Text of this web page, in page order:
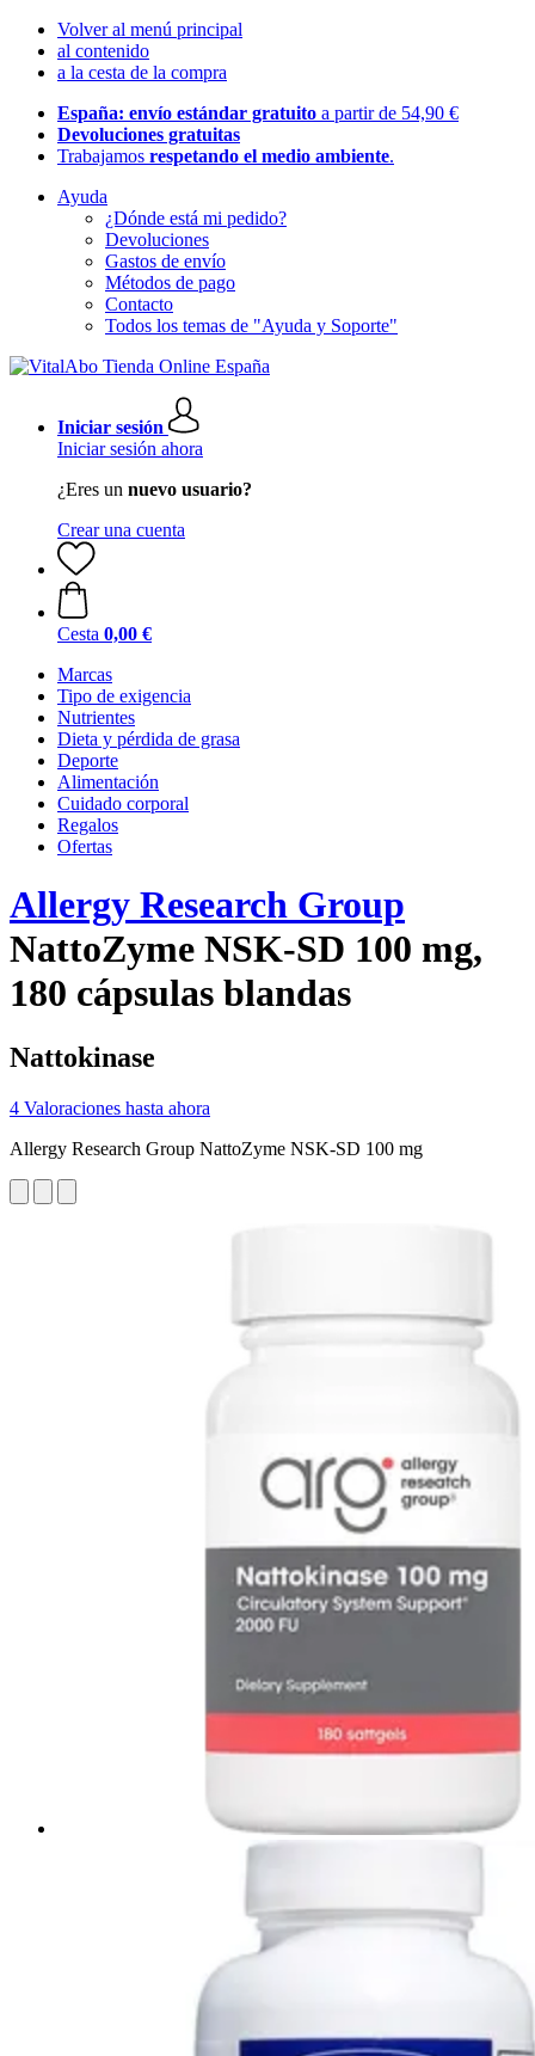
Volver al menú principal
al contenido
a la cesta de la compra
España: envío estándar gratuito a partir de 54,90 €
Devoluciones gratuitas
Trabajamos respetando el medio ambiente.
Ayuda
¿Dónde está mi pedido?
Devoluciones
Gastos de envío
Métodos de pago
Contacto
Todos los temas de "Ayuda y Soporte"
Iniciar sesión
Iniciar sesión ahora
¿Eres un nuevo usuario?
Crear una cuenta
Cesta 0,00 €
Marcas
Tipo de exigencia
Nutrientes
Dieta y pérdida de grasa
Deporte
Alimentación
Cuidado corporal
Regalos
Ofertas
Allergy Research Group
NattoZyme NSK-SD 100 mg,
180 cápsulas blandas
Nattokinase
4 Valoraciones hasta ahora
Allergy Research Group NattoZyme NSK-SD 100 mg